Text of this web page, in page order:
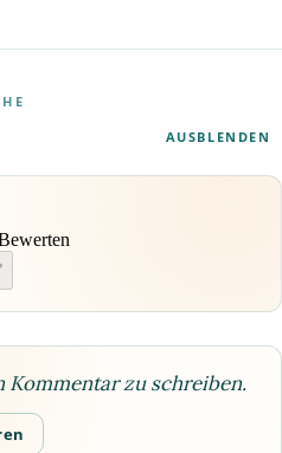
AUSBLENDEN
Kommentar zu schreiben.